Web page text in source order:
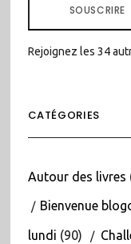
SOUSCRIRE
Rejoignez les 34
CATÉGORIES
Autour des livres
Bienvenue
lundi (90)